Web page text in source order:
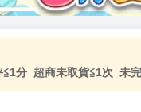
分 超商未取貨≦1次 未